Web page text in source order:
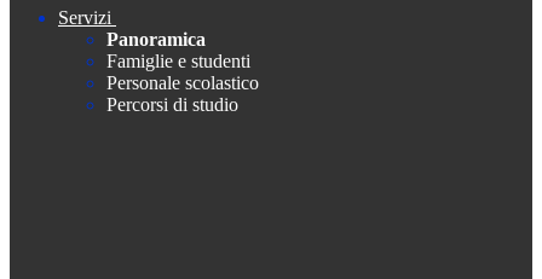
Servizi
Panoramica
Famiglie e studenti
Personale scolastico
Percorsi di studio